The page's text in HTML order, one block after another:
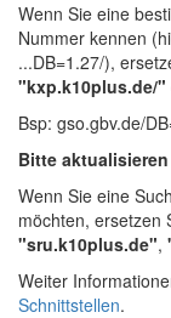
Wenn Sie eine
Nummer kennen
...DB=1.27/),
"kxp.k10plus.de/"
Bsp: gso.gbv.de/
Bitte
Wenn Sie eine
möchten, ersetzen
"sru.k10plus.de",
Weiter
Schnittstellen.